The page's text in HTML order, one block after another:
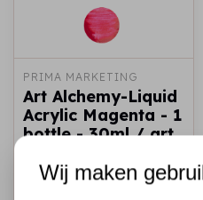
PRIMA MARKETING
Art Alchemy-Liquid
Acrylic Magenta - 1
bottle - 30ml / art
€6,50 Op voorraad
Wij maken